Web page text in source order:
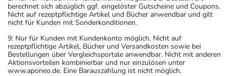
berechnet sich abzüglich ggf. eingelöster Gutscheine und Coupons.
Nicht auf rezeptpflichtige Artikel und Bücher anwendbar und gilt
nicht für Kunden mit Sonderkonditionen.
9: Nur für Kunden mit Kundenkonto möglich. Nicht auf
rezeptpflichtige Artikel, Bücher und Versandkosten sowie bei
Bestellungen über Vergleichsportale anwendbar. Nicht mit anderen
Aktionsvorteilen kombinierbar und nur einzulösen unter
www.aponeo.de. Eine Barauszahlung ist nicht möglich.